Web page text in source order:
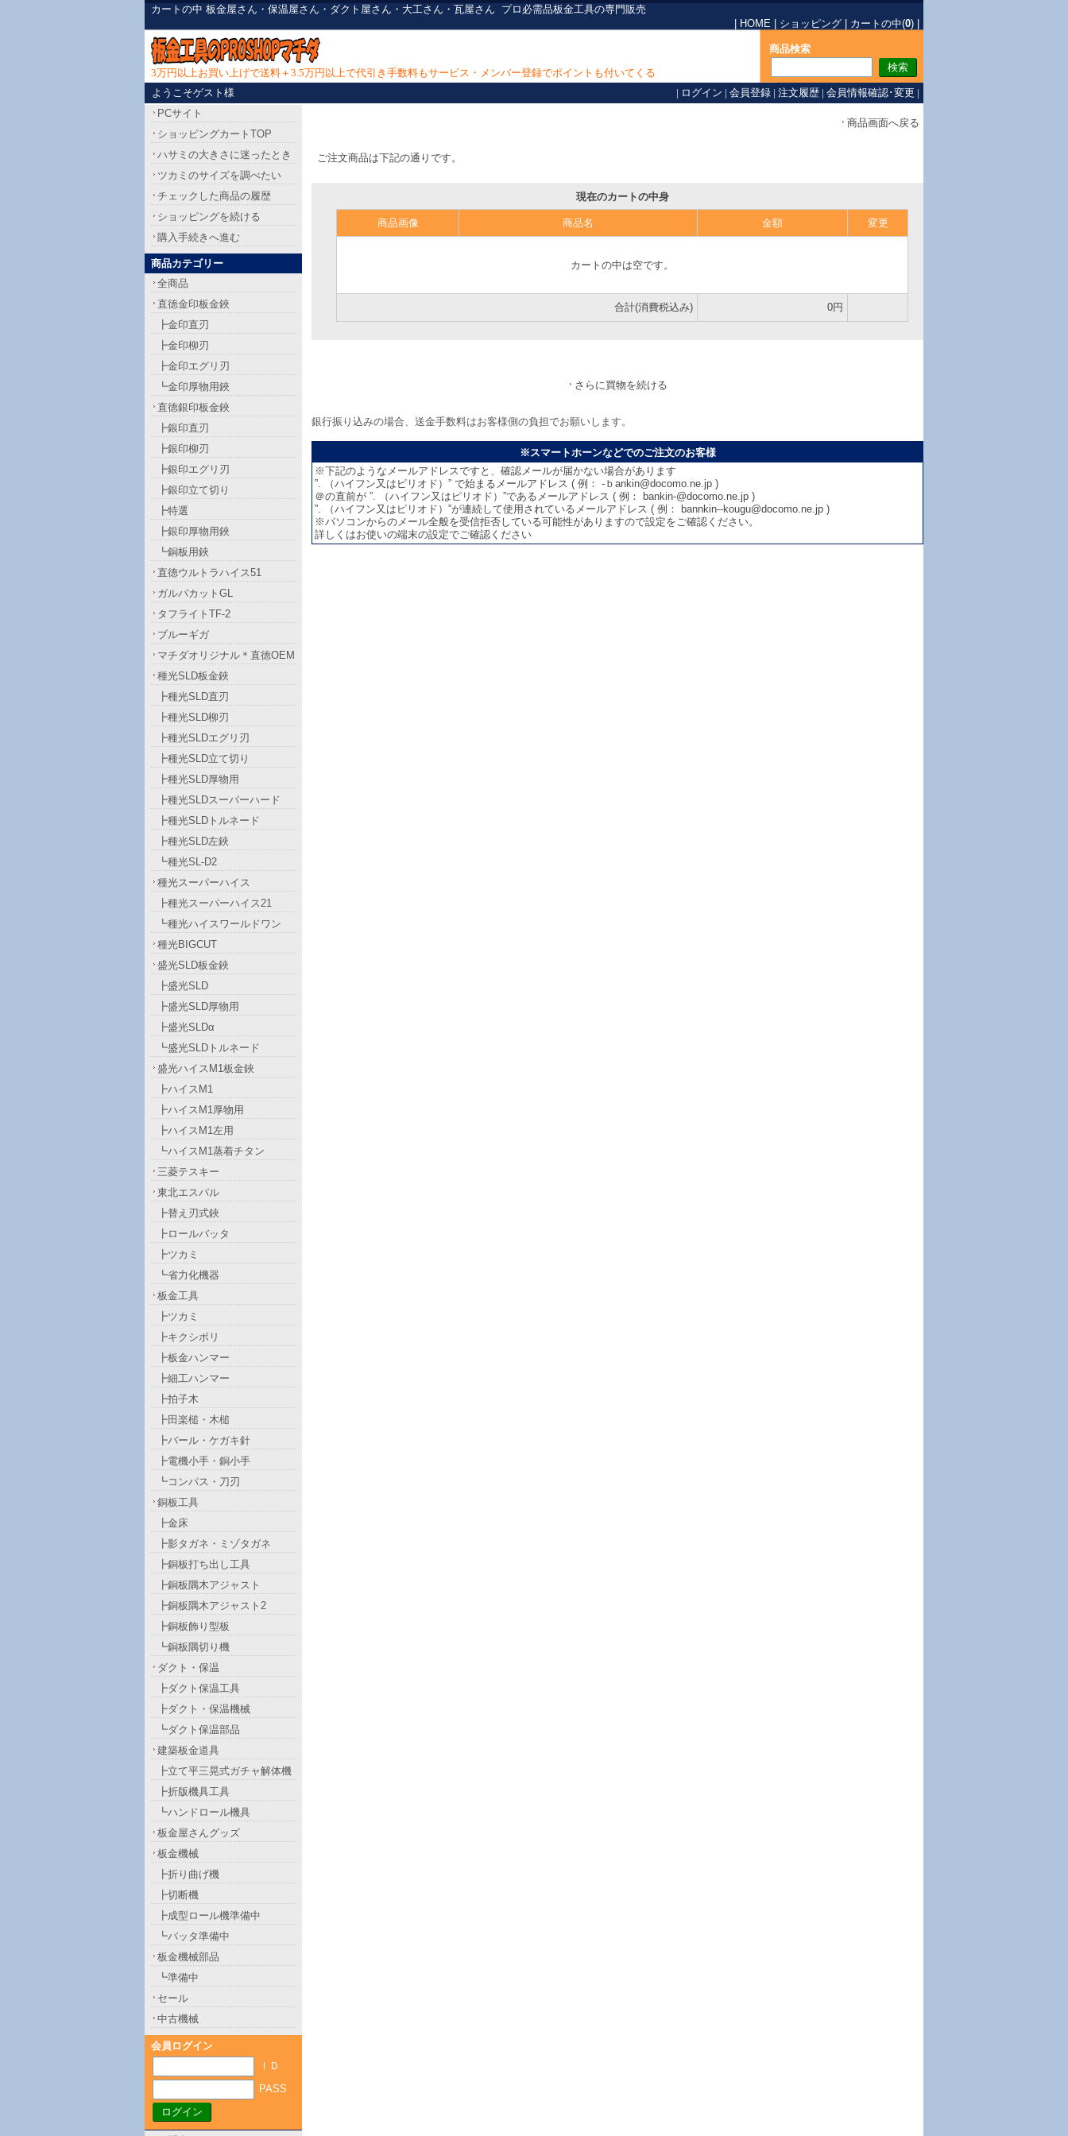
カートの中 板金屋さん・保温屋さん・ダクト屋さん・大工さん・瓦屋さん プロ必需品板金工具の専門販売
HOME ショッピング カートの中(0)
3万円以上お買い上げで送料＋3.5万円以上で代引き手数料もサービス・メンバー登録でポイントも付いてくる
商品検索
ようこそゲスト様 | ログイン | 会員登録 | 注文履歴 | 会員情報確認･変更 |
商品画面へ戻る
ご注文商品は下記の通りです。
現在のカートの中身
商品画像 商品名 金額 変更
カートの中は空です。
合計(消費税込み) 0円
さらに買物を続ける
銀行振り込みの場合、送金手数料はお客様側の負担でお願いします。
※スマートホーンなどでのご注文のお客様
※下記のようなメールアドレスですと、確認メールが届かない場合があります
”. （ハイフン又はピリオド）” で始まるメールアドレス ( 例： -ｂankin@docomo.ne.jp )
＠の直前が ”. （ハイフン又はピリオド）”であるメールアドレス ( 例： bankin-@docomo.ne.jp )
”. （ハイフン又はピリオド）”が連続して使用されているメールアドレス ( 例： bannkin--kougu@docomo.ne.jp )
※パソコンからのメール全般を受信拒否している可能性がありますので設定をご確認ください。
詳しくはお使いの端末の設定でご確認ください
PCサイト
ショッピングカートTOP
ハサミの大きさに迷ったとき
ツカミのサイズを調べたい
チェックした商品の履歴
ショッピングを続ける
購入手続きへ進む
商品カテゴリー
全商品
直徳金印板金鋏
┣金印直刃
┣金印柳刃
┣金印エグリ刃
┗金印厚物用鋏
直徳銀印板金鋏
┣銀印直刃
┣銀印柳刃
┣銀印エグリ刃
┣銀印立て切り
┣特選
┣銀印厚物用鋏
┗銅板用鋏
直徳ウルトラハイス51
ガルバカットGL
タフライトTF-2
ブルーギガ
マチダオリジナル＊直徳OEM
種光SLD板金鋏
┣種光SLD直刃
┣種光SLD柳刃
┣種光SLDエグリ刃
┣種光SLD立て切り
┣種光SLD厚物用
┣種光SLDスーパーハード
┣種光SLDトルネード
┣種光SLD左鋏
┗種光SL-D2
種光スーパーハイス
┣種光スーパーハイス21
┗種光ハイスワールドワン
種光BIGCUT
盛光SLD板金鋏
┣盛光SLD
┣盛光SLD厚物用
┣盛光SLDα
┗盛光SLDトルネード
盛光ハイスM1板金鋏
┣ハイスM1
┣ハイスM1厚物用
┣ハイスM1左用
┗ハイスM1蒸着チタン
三菱テスキー
東北エスパル
┣替え刃式鋏
┣ロールバッタ
┣ツカミ
┗省力化機器
板金工具
┣ツカミ
┣キクシボリ
┣板金ハンマー
┣細工ハンマー
┣拍子木
┣田楽槌・木槌
┣バール・ケガキ針
┣電機小手・銅小手
┗コンパス・刀刃
銅板工具
┣金床
┣影タガネ・ミゾタガネ
┣銅板打ち出し工具
┣銅板隅木アジャスト
┣銅板隅木アジャスト2
┣銅板飾り型板
┗銅板隅切り機
ダクト・保温
┣ダクト保温工具
┣ダクト・保温機械
┗ダクト保温部品
建築板金道具
┣立て平三晃式ガチャ解体機
┣折版機具工具
┗ハンドロール機具
板金屋さんグッズ
板金機械
┣折り曲げ機
┣切断機
┣成型ロール機準備中
┗バッタ準備中
板金機械部品
┗準備中
セール
中古機械
会員ログイン
ＩＤ
PASS